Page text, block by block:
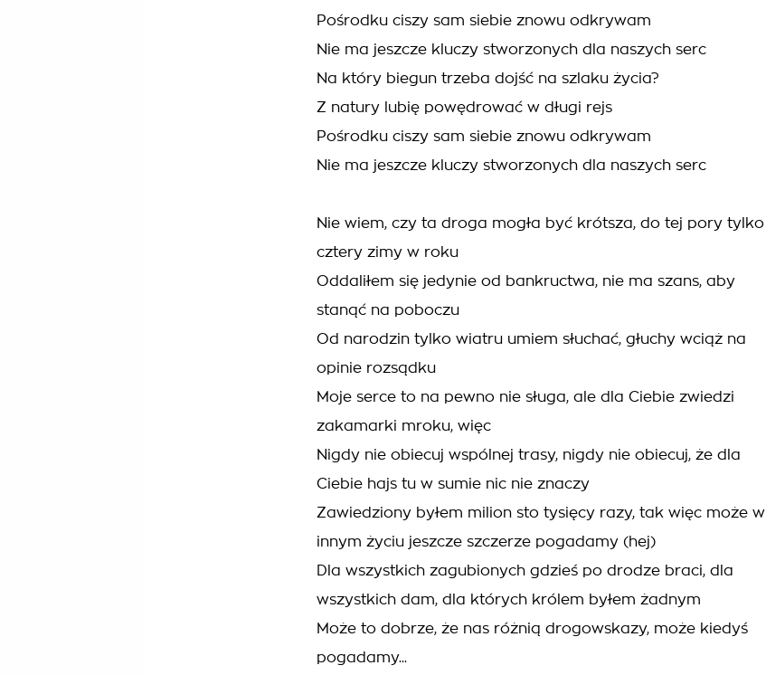
Pośrodku ciszy sam siebie znowu odkrywam
Nie ma jeszcze kluczy stworzonych dla naszych serc
Na który biegun trzeba dojść na szlaku życia?
Z natury lubię powędrować w długi rejs
Pośrodku ciszy sam siebie znowu odkrywam
Nie ma jeszcze kluczy stworzonych dla naszych serc
Nie wiem, czy ta droga mogła być krótsza, do tej pory tylko
cztery zimy w roku
Oddaliłem się jedynie od bankructwa, nie ma szans, aby
stanąć na poboczu
Od narodzin tylko wiatru umiem słuchać, głuchy wciąż na
opinie rozsądku
Moje serce to na pewno nie sługa, ale dla Ciebie zwiedzi
zakamarki mroku, więc
Nigdy nie obiecuj wspólnej trasy, nigdy nie obiecuj, że dla
Ciebie hajs tu w sumie nic nie znaczy
Zawiedziony byłem milion sto tysięcy razy, tak więc może w
innym życiu jeszcze szczerze pogadamy (hej)
Dla wszystkich zagubionych gdzieś po drodze braci, dla
wszystkich dam, dla których królem byłem żadnym
Może to dobrze, że nas różnią drogowskazy, może kiedyś
pogadamy...